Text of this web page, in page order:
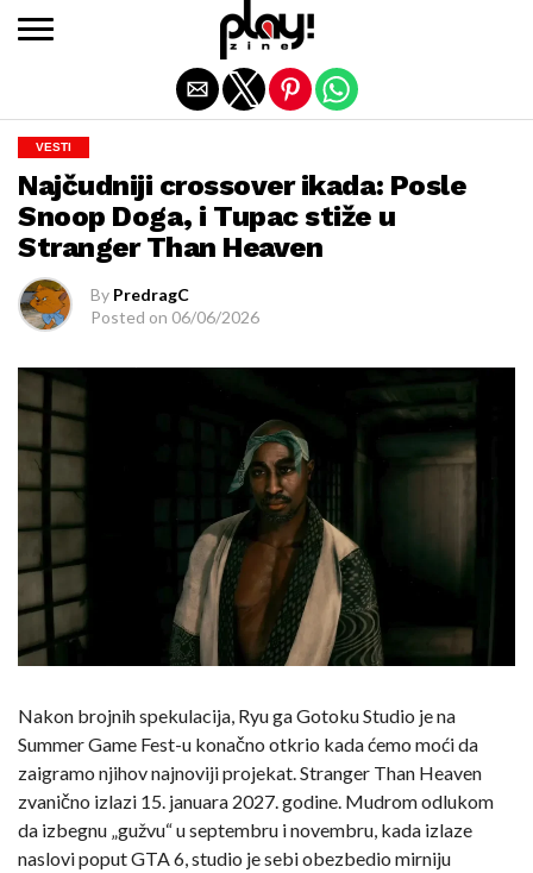
VESTI
Najčudniji crossover ikada: Posle
Snoop Doga, i Tupac stiže u
Stranger Than Heaven
By PredragC
Posted on 06/06/2026
Nakon brojnih spekulacija, Ryu ga Gotoku Studio je na
Summer Game Fest-u konačno otkrio kada ćemo moći da
zaigramo njihov najnoviji projekat. Stranger Than Heaven
zvanično izlazi 15. januara 2027. godine. Mudrom odlukom
da izbegnu „gužvu“ u septembru i novembru, kada izlaze
naslovi poput GTA 6, studio je sebi obezbedio mirniju
Exit mobile version